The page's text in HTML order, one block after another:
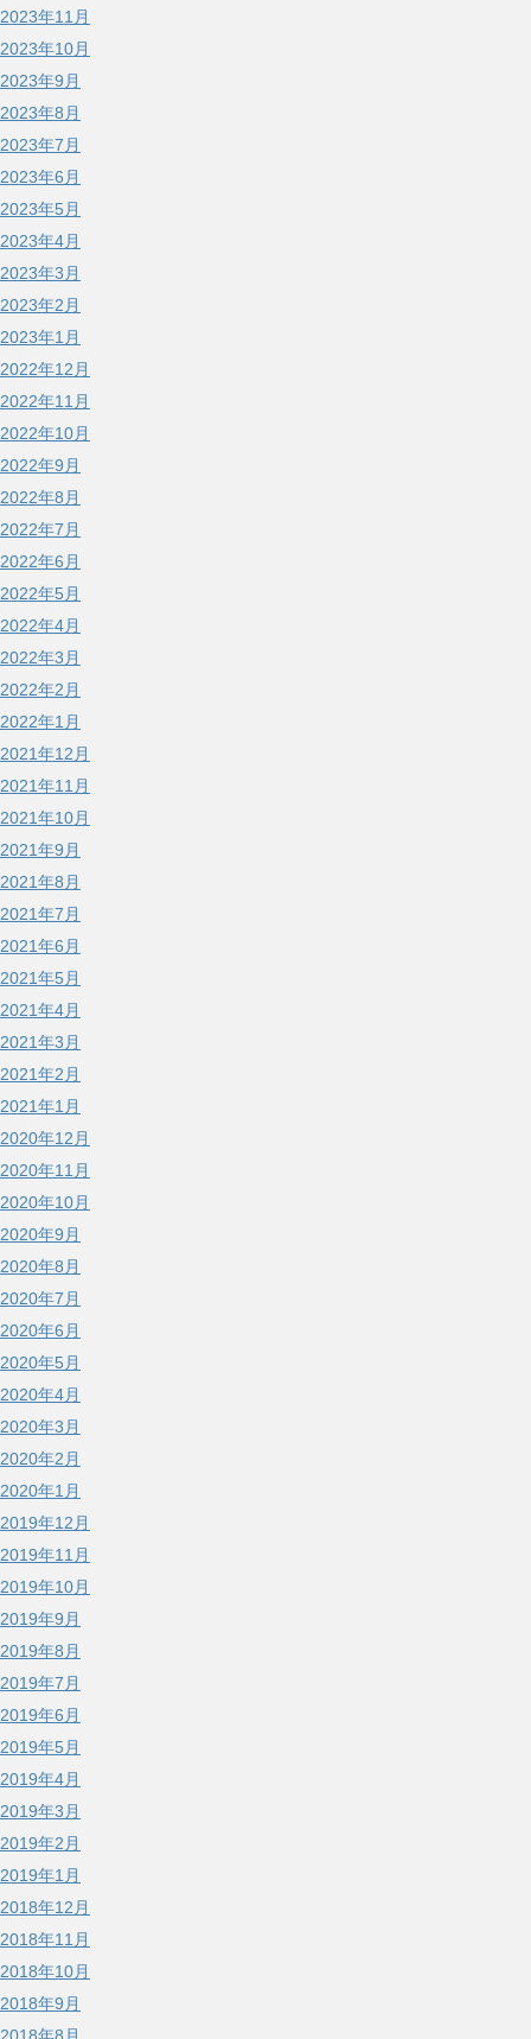
2023年11月
2023年10月
2023年9月
2023年8月
2023年7月
2023年6月
2023年5月
2023年4月
2023年3月
2023年2月
2023年1月
2022年12月
2022年11月
2022年10月
2022年9月
2022年8月
2022年7月
2022年6月
2022年5月
2022年4月
2022年3月
2022年2月
2022年1月
2021年12月
2021年11月
2021年10月
2021年9月
2021年8月
2021年7月
2021年6月
2021年5月
2021年4月
2021年3月
2021年2月
2021年1月
2020年12月
2020年11月
2020年10月
2020年9月
2020年8月
2020年7月
2020年6月
2020年5月
2020年4月
2020年3月
2020年2月
2020年1月
2019年12月
2019年11月
2019年10月
2019年9月
2019年8月
2019年7月
2019年6月
2019年5月
2019年4月
2019年3月
2019年2月
2019年1月
2018年12月
2018年11月
2018年10月
2018年9月